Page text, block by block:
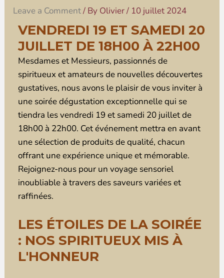
Leave a Comment/ By Olivier/ 10 juillet 2024
VENDREDI 19 ET SAMEDI 20
JUILLET DE 18H00 À 22H00
Mesdames et Messieurs, passionnés de
spiritueux et amateurs de nouvelles découvertes
gustatives, nous avons le plaisir de vous inviter à
une soirée dégustation exceptionnelle qui se
tiendra les vendredi 19 et samedi 20 juillet de
18h00 à 22h00. Cet événement mettra en avant
une sélection de produits de qualité, chacun
offrant une expérience unique et mémorable.
Rejoignez-nous pour un voyage sensoriel
inoubliable à travers des saveurs variées et
raffinées.
LES ÉTOILES DE LA SOIRÉE
: NOS SPIRITUEUX MIS À
L'HONNEUR